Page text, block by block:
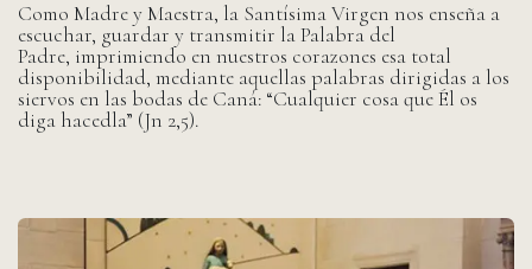
Como Madre y Maestra, la Santísima Virgen nos enseña a
escuchar, guardar y transmitir la Palabra del
Padre, imprimiendo en nuestros corazones esa total
disponibilidad, mediante aquellas palabras dirigidas a los
siervos en las bodas de Caná: “Cualquier cosa que Él os
diga hacedla” (Jn 2,5).